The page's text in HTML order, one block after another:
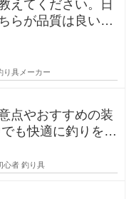
えてください。日
らが品質は良いで
り具メーカー
点やおすすめの装
も快適に釣りを楽
心者 釣り具